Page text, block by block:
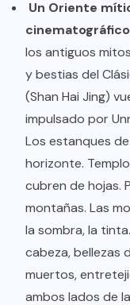
Un Oriente
cinematográfico
los antiguos
y bestias del
(Shan Hai Jing)
impulsado por
Los estanques
horizonte.
cubren de hojas.
montañas. Las
la sombra, la
cabeza, bellezas
muertos,
ambos lados de